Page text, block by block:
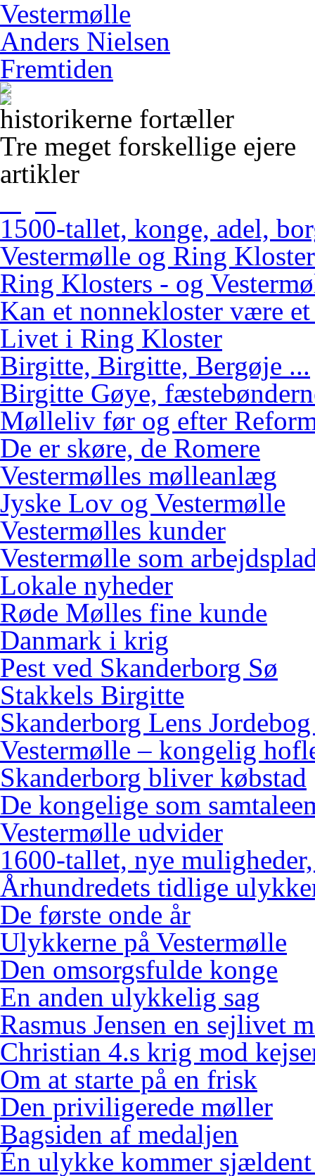
Vestermølle
Anders Nielsen
Fremtiden
historikerne fortæller
Tre meget forskellige ejere
artikler
1500-tallet, konge, adel,
Vestermølle og Ring Kloster
Ring Klosters - og
Kan et nonnekloster være
Livet i Ring Kloster
Birgitte, Birgitte, Bergøje ...
Birgitte Gøye,
Mølleliv før og efter
De er skøre, de Romere
Vestermølles mølleanlæg
Jyske Lov og Vestermølle
Vestermølles kunder
Vestermølle som
Lokale nyheder
Røde Mølles fine kunde
Danmark i krig
Pest ved Skanderborg Sø
Stakkels Birgitte
Skanderborg Lens
Vestermølle – kongelig
Skanderborg bliver købstad
De kongelige som
Vestermølle udvider
1600-tallet, nye
Århundredets tidlige
De første onde år
Ulykkerne på Vestermølle
Den omsorgsfulde konge
En anden ulykkelig sag
Rasmus Jensen en sejlivet
Christian 4.s krig mod
Om at starte på en frisk
Den priviligerede møller
Bagsiden af medaljen
Én ulykke kommer sjældent